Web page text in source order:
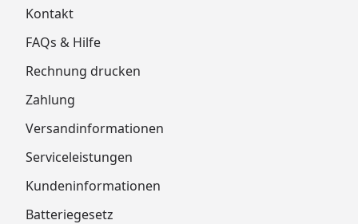
Kontakt
FAQs & Hilfe
Rechnung drucken
Zahlung
Versandinformationen
Serviceleistungen
Kundeninformationen
Batteriegesetz